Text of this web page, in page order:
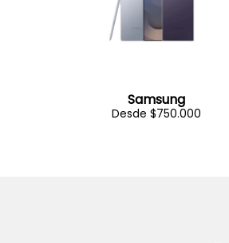
Samsung
Desde $750.000